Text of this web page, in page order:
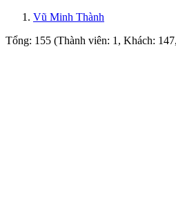
Vũ Minh Thành
Tổng: 155 (Thành viên: 1, Khách: